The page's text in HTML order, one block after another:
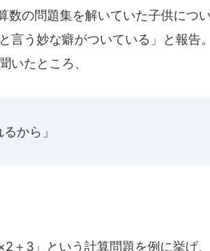
の問題集を解いていた子供につ
言う妙な癖がついている」と報告
いたところ、
から」
＋3」という計算問題を例に挙げ、